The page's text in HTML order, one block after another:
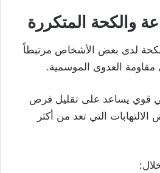
والكحة المتكررة
لدى بعض الأشخاص مرتبطاً
العدوى الموسمية.
قوي يساعد على تقليل فرص
الالتهابات التي تعد من أكثر